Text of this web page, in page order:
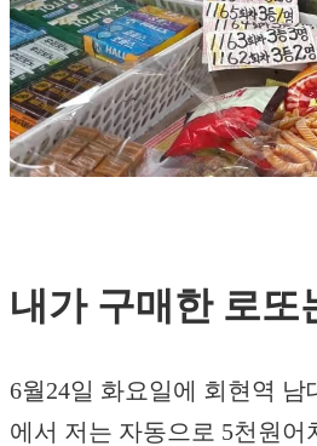
내가 구매한 로또
6월24일 화요일에 회현역 남
에서 저는 자동으로 5천원어